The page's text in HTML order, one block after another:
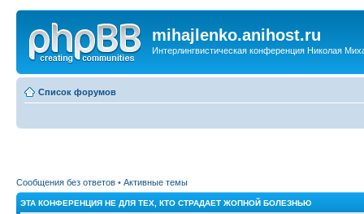
mihajlenko.anihost.ru
Интерлингвистическая конференция Николая
Список форумов
Сообщения без ответов • Активные темы
ЭТА КОНФЕРЕНЦИЯ НЕ ДЛЯ ТЕХ, КТО СТРАДАЕТ ЖОПНОЙ БОЛЕЗНЬЮ